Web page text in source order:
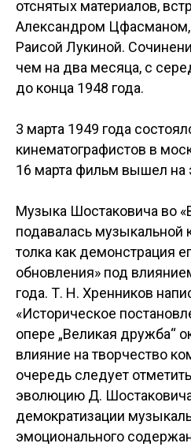
отснятых материалов,
Александром
Раисой Лукиной.
чем на два месяца, с
до конца 1948 года.
3 марта 1949 года
кинематографистов в
16 марта фильм вышел на
Музыка Шостаковича во
подавалась музыкальной
толка как демонстрация
обновления» под
года. Т. Н. Хренников
«Историческое
опере „Великая дружба“
влияние на творчество
очередь следует
эволюцию Д.
демократизации
эмоционального